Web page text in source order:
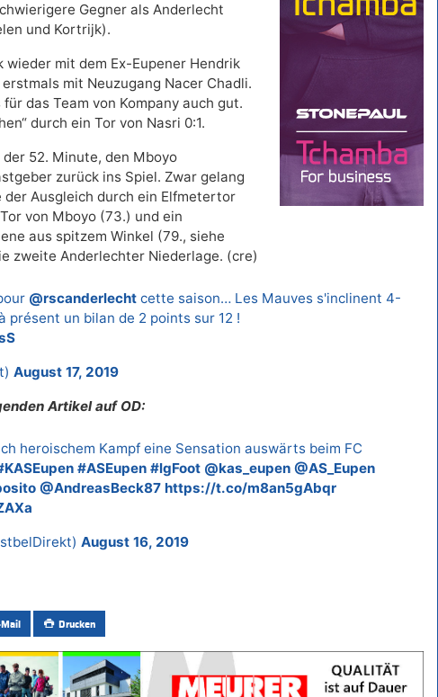
Gegner als Anderlecht
und Kortrijk).
mit dem Ex-Eupener Hendrik
mit Neuzugang Nacer Chadli.
das Team von Kompany auch gut.
durch ein Tor von Nasri 0:1.
52. Minute, den Mboyo
zurück ins Spiel. Zwar gelang
Ausgleich durch ein Elfmetertor
von Mboyo (73.) und ein
aus spitzem Winkel (79., siehe
zweite Anderlechter Niederlage. (cre)
@rscanderlecht cette saison… Les Mauves s'inclinent 4-
présent un bilan de 2 points sur 12 !
August 17, 2019
Artikel auf OD:
heroischem Kampf eine Sensation auswärts beim FC
#ASEupen #lgFoot @kas_eupen @AS_Eupen
@AndreasBeck87 https://t.co/m8an5gAbqr
August 16, 2019
Mail Drucken